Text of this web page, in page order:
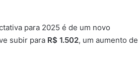
para 2025 é de um novo
subir para R$ 1.502, um aumento de